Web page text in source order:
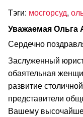
Тэги: мосгорсуд,
Уважаемая Ольга
Сердечно
Заслуженный
обаятельная
развитие
представители
Вашему